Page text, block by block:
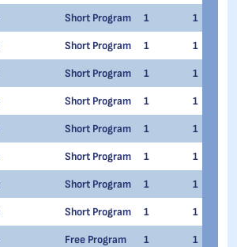
Short Program 1 1
Short Program 1 1
Short Program 1 1
Short Program 1 1
Short Program 1 1
Short Program 1 1
Short Program 1 1
Short Program 1 1
Free Program 1 1